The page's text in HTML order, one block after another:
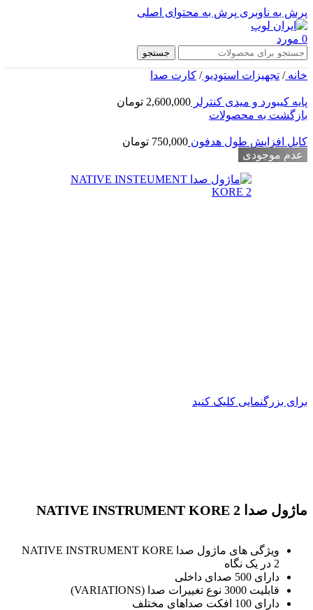
پرش به ناوبری پرش به محتوای اصلی
0 مورد
جستجو
خانه/ تجهیزات استودیو/ کارت صدا
پایه کیبورد و میدی کنترلر 2,600,000 تومان
بازگشت به محصولات
کابل افزایش طول هدفون 750,000 تومان
عدم موجودی
برای بزرگنمایی کلیک کنید
ماژول صدا NATIVE INSTRUMENT KORE 2
ویژگی های ماژول صدا NATIVE INSTRUMENT KORE
2 در یک نگاه
دارای 500 صدای داخلی
قابلیت 3000 نوع تغییرات صدا (VARIATIONS)
دارای 100 افکت صداهای مختلف